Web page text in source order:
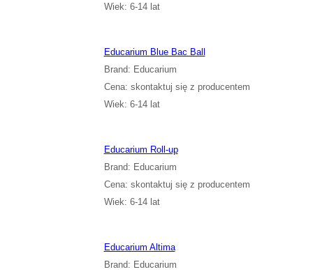
Wiek: 6-14 lat
Educarium Blue Bac Ball
Brand: Educarium
Cena: skontaktuj się z producentem
Wiek: 6-14 lat
Educarium Roll-up
Brand: Educarium
Cena: skontaktuj się z producentem
Wiek: 6-14 lat
Educarium Altima
Brand: Educarium